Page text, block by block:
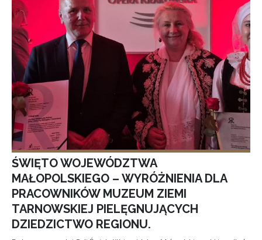
ŚWIĘTO WOJEWÓDZTWA
MAŁOPOLSKIEGO – WYRÓŻNIENIA DLA
PRACOWNIKÓW MUZEUM ZIEMI
TARNOWSKIEJ PIELĘGNUJĄCYCH
DZIEDZICTWO REGIONU.